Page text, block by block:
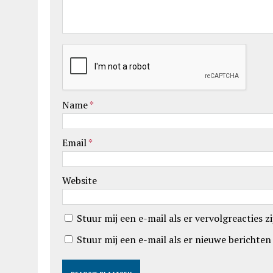
Name*
Email*
Website
Stuur mij een e-mail als er vervolgreacties
Stuur mij een e-mail als er nieuwe